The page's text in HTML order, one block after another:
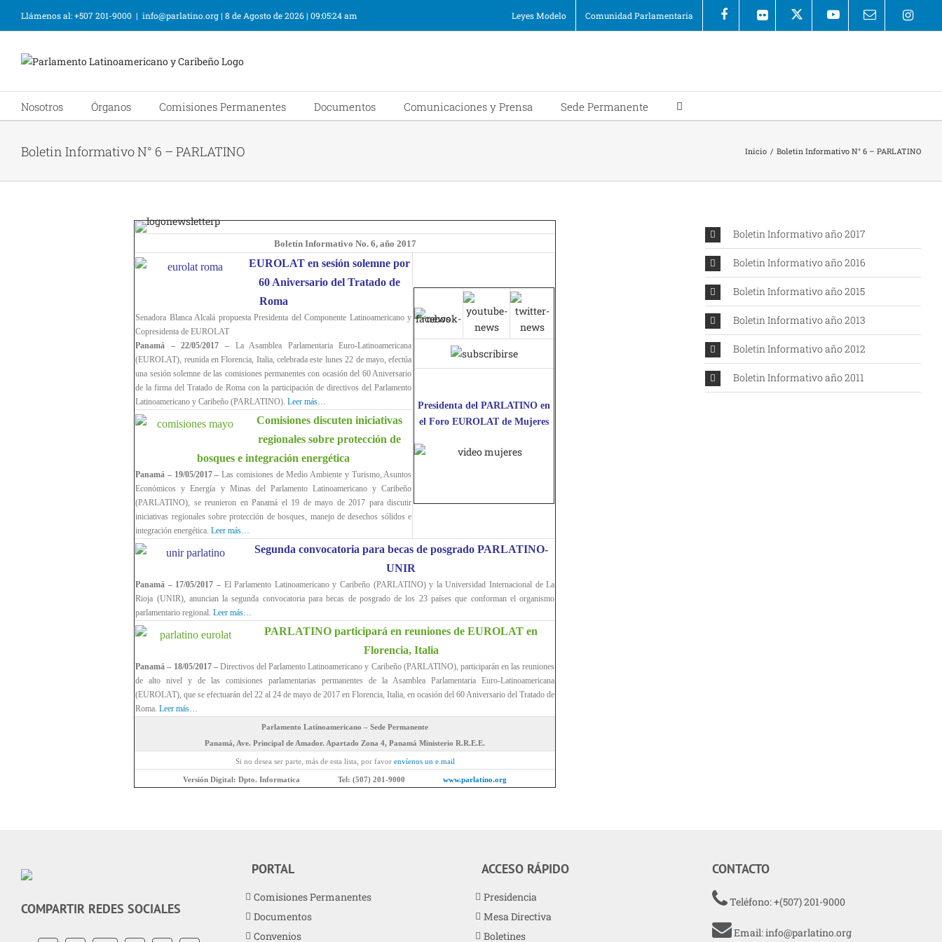
Llámenos al: +507 201-9000 | info@parlatino.org| 8 de Agosto de 2026| 09:05:24 am Leyes Modelo Comunidad Parlamentaria
Nosotros Órganos Comisiones Permanentes Documentos Comunicaciones y Prensa Sede Permanente
Boletin Informativo N° 6 – PARLATINO Inicio / Boletin Informativo N° 6 – PARLATINO
Boletín Informativo No. 6, año 2017
EUROLAT en sesión solemne por
60 Aniversario del Tratado de
Roma
Senadora Blanca Alcalá propuesta Presidenta del Componente Latinoamericano y
Copresidenta de EUROLAT
Panamá – 22/05/2017 – La Asamblea Parlamentaria Euro-Latinoamericana
(EUROLAT), reunida en Florencia, Italia, celebrada este lunes 22 de mayo, efectúa
una sesión solemne de las comisiones permanentes con ocasión del 60 Aniversario
de la firma del Tratado de Roma con la participación de directivos del Parlamento
Latinoamericano y Caribeño (PARLATINO).Leer más…
Presidenta del PARLATINO en
el Foro EUROLAT de Mujeres
Comisiones discuten iniciativas
regionales sobre protección de
bosques e integración energética
Panamá – 19/05/2017 –Las comisiones de Medio Ambiente y Turismo, Asuntos
Económicos y Energía y Minas del Parlamento Latinoamericano y Caribeño
(PARLATINO), se reunieron en Panamá el 19 de mayo de 2017 para discutir
iniciativas regionales sobre protección de bosques, manejo de desechos sólidos e
integración energética.Leer más…
Segunda convocatoria para becas de posgrado PARLATINO-
UNIR
Panamá – 17/05/2017 – El Parlamento Latinoamericano y Caribeño (PARLATINO) y la Universidad Internacional de La
Rioja (UNIR), anuncian la segunda convocatoria para becas de posgrado de los 23 países que conforman el organismo
parlamentario regional.Leer más…
PARLATINO participará en reuniones de EUROLAT en
Florencia, Italia
Panamá – 18/05/2017 – Directivos del Parlamento Latinoamericano y Caribeño (PARLATINO), participarán en las reuniones
de alto nivel y de las comisiones parlamentarias permanentes de la Asamblea Parlamentaria Euro-Latinoamericana
(EUROLAT), que se efectuarán del 22 al 24 de mayo de 2017 en Florencia, Italia, en ocasión del 60 Aniversario del Tratado de
Roma.Leer más…
Parlamento Latinoamericano – Sede Permanente
Panamá, Ave. Principal de Amador. Apartado Zona 4, Panamá Ministerio R.R.E.E.
Si no desea ser parte, más de esta lista, por favor envíenos un e.mail
Versión Digital: Dpto. Informatica Tel: (507) 201-9000www.parlatino.org
Boletin Informativo año 2017
Boletin Informativo año 2016
Boletin Informativo año 2015
Boletin Informativo año 2013
Boletin Informativo año 2012
Boletin Informativo año 2011
COMPARTIR REDES SOCIALES
PORTAL
Comisiones Permanentes
Documentos
Convenios
ACCESO RÁPIDO
Presidencia
Mesa Directiva
Boletines
CONTACTO
Teléfono: +(507) 201-9000
Email:info@parlatino.org